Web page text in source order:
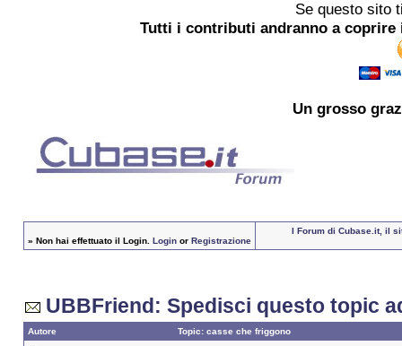
Se questo sito
Tutti i contributi andranno a
Un grosso
» Non hai effettuato il Login. Loginor Registrazione
I Forum di Cubase.it, il
UBBFriend: Spedisci questo topic
Autore Topic: casse che friggono